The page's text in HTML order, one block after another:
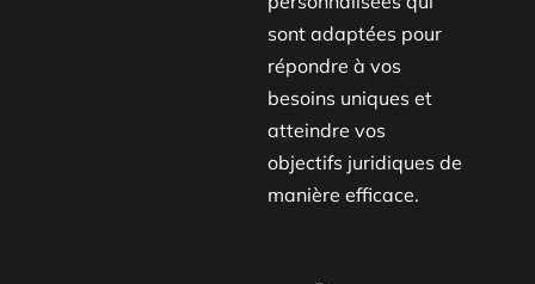
sont adaptées pour
répondre à vos
besoins uniques et
atteindre vos
objectifs juridiques de
manière efficace.